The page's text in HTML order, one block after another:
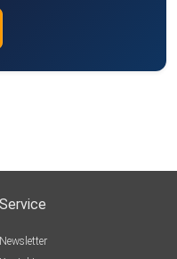
Service
Newsletter